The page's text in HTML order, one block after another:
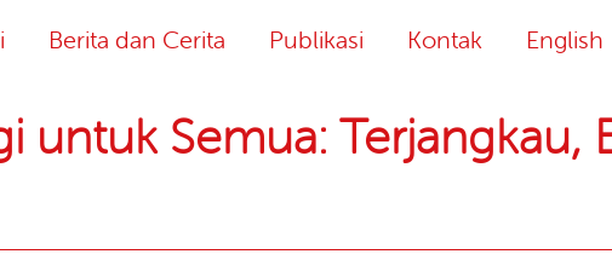
Berita dan Cerita Publikasi Kontak English
untuk Semua: Terjangkau,